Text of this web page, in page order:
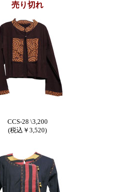
売り切れ
CCS-28 \3,200
(税込￥3,520)